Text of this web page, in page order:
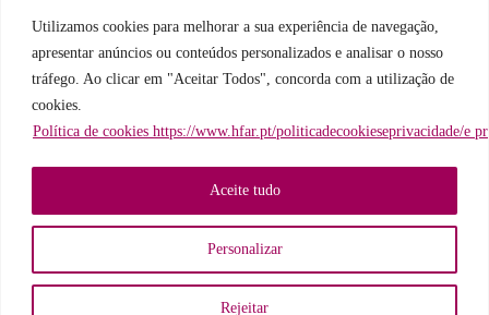
Utilizamos cookies para melhorar a sua experiência de navegação,
apresentar anúncios ou conteúdos personalizados e analisar o nosso
tráfego. Ao clicar em "Aceitar Todos", concorda com a utilização de
cookies.
Política de cookies https://www.hfar.pt/politicadecookieseprivacidade/e
Personalizar
Rejeitar
Aceite tudo